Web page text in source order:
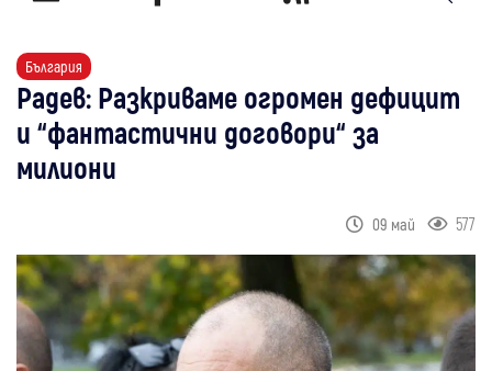
България
Радев: Разкриваме огромен дефицит
и “фантастични договори“ за
милиони
09 май 577